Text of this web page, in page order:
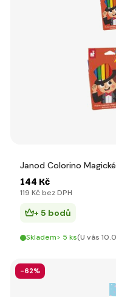
Janod Colorino
144 Kč
119 Kč bez DPH
+ 5 bodů
Skladem> 5 ks(U vás
-62%